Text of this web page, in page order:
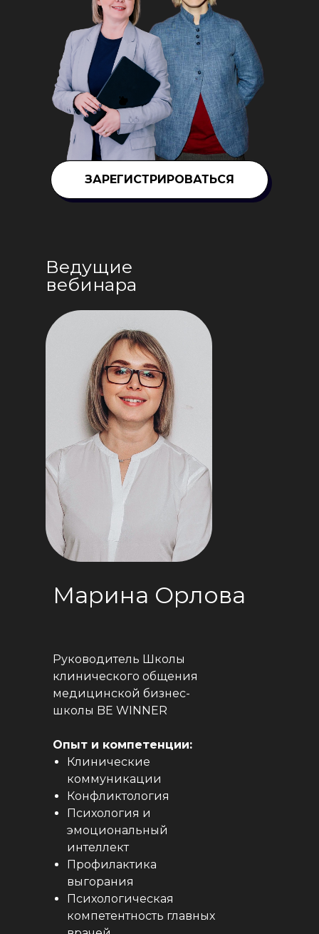
ЗАРЕГИСТРИРОВАТЬСЯ
Ведущие
вебинара
Руководитель Школы
клинического общения
медицинской бизнес-
школы BE WINNER
Опыт и компетенции:
Клинические
коммуникации
Конфликтология
Психология и
эмоциональный
интеллект
Профилактика
выгорания
Психологическая
компетентность главных
Марина Орлова